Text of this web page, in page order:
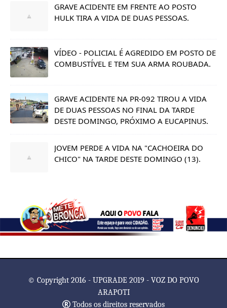
GRAVE ACIDENTE EM FRENTE AO POSTO
HULK TIRA A VIDA DE DUAS PESSOAS.
VÍDEO - POLICIAL É AGREDIDO EM POSTO DE
COMBUSTÍVEL E TEM SUA ARMA ROUBADA.
GRAVE ACIDENTE NA PR-092 TIROU A VIDA
DE DUAS PESSOAS NO FINAL DA TARDE
DESTE DOMINGO, PRÓXIMO A EUCAPINUS.
JOVEM PERDE A VIDA NA "CACHOEIRA DO
CHICO" NA TARDE DESTE DOMINGO (13).
© Copyright 2016 - UPGRADE 2019 - VOZ DO POVO
ARAPOTI
Todos os direitos reservados